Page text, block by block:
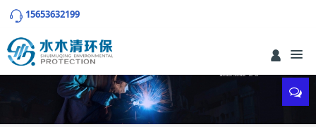
15653632199